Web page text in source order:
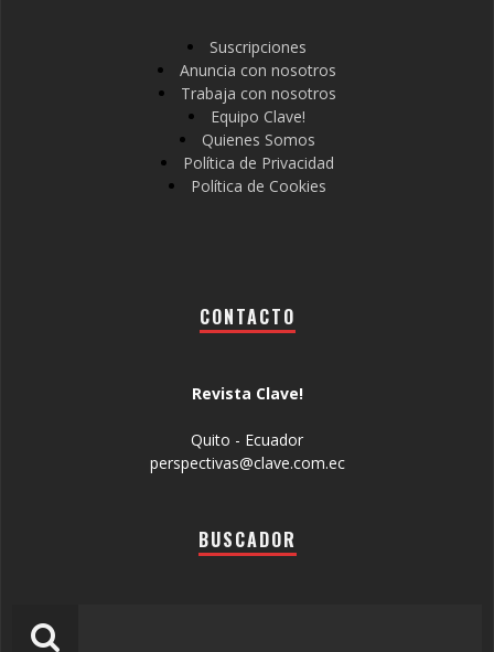
Suscripciones
Anuncia con nosotros
Trabaja con nosotros
Equipo Clave!
Quienes Somos
Política de Privacidad
Política de Cookies
CONTACTO
Revista Clave!
Quito - Ecuador
perspectivas@clave.com.ec
BUSCADOR